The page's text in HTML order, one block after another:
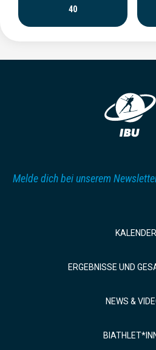
40
Melde dich bei unserem
KALENDER
ERGEBNISSE UND
NEWS &